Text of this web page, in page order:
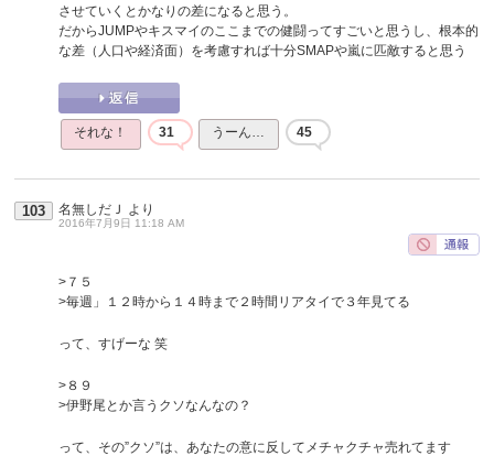
させていくとかなりの差になると思う。
だからJUMPやキスマイのここまでの健闘ってすごいと思うし、根本的
な差（人口や経済面）を考慮すれば十分SMAPや嵐に匹敵すると思う
それな！ 31 うーん… 45
103 名無しだＪ より
2016年7月9日 11:18 AM
>７５
>毎週」１２時から１４時まで２時間リアタイで３年見てる
って、すげーな 笑
>８９
>伊野尾とか言うクソなんなの？
って、その”クソ”は、あなたの意に反してメチャクチャ売れてます